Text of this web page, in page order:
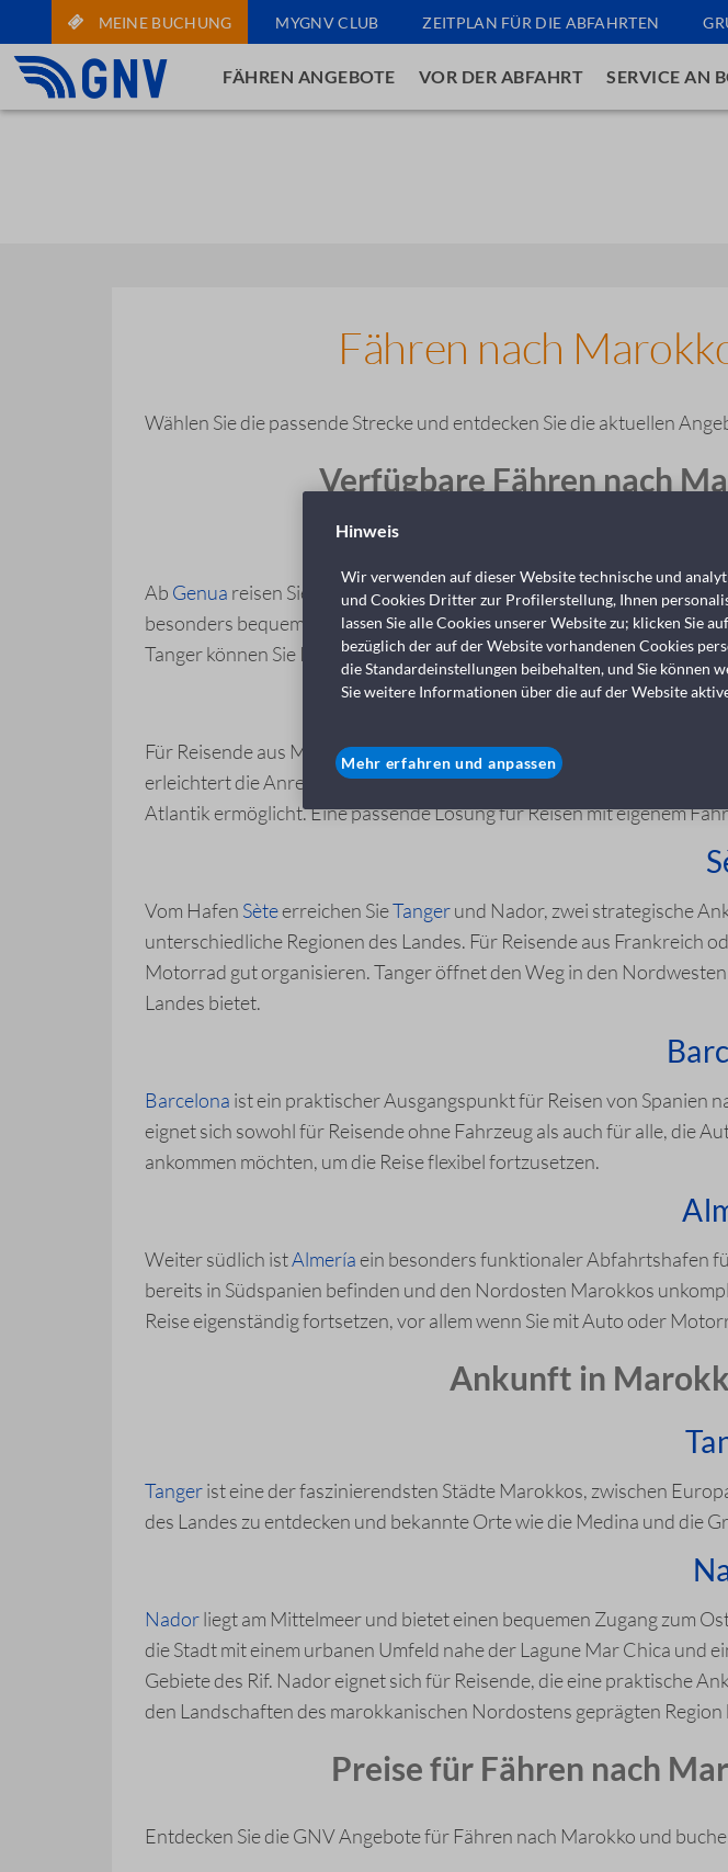
MEINE BUCHUNG MYGNV CLUB ZEITPLAN FÜR DIE ABFAHRTEN
FÄHREN ANGEBOTE VOR DER ABFAHRT SERVICE AN
Fähren nach
Wählen Sie die passende Strecke und entdecken Sie die aktuellen
Verfügbare Fähren nach
Ab Genua reisen Sie nach Tanger, einem der wichtigsten
besonders bequem für Reisende aus Norditalien, die die Überfahrt
Tanger können Sie Ihre Reise flexibel zu weiteren Zielen im Norden
Für Reisende aus Mittelitalien bietetCivitavecchiaeinen praktischen
erleichtert die Anreise, während die Ankunft in der marokkanischen
Atlantik ermöglicht. Eine passende Lösung für Reisen mit eigenem
Vom Hafen Sèteerreichen SieTangerund Nador, zwei strategische
unterschiedliche Regionen des Landes. Für Reisende aus Frankreich
Motorrad gut organisieren. Tanger öffnet den Weg in den
Landes bietet.
Barcelona ist ein praktischer Ausgangspunkt für Reisen von Spanien
eignet sich sowohl für Reisende ohne Fahrzeug als auch für alle, die
ankommen möchten, um die Reise flexibel fortzusetzen.
Weiter südlich istAlmeríaein besonders funktionaler Abfahrtshafen
bereits in Südspanien befinden und den Nordosten Marokkos
Reise eigenständig fortsetzen, vor allem wenn Sie mit Auto oder
Ankunft in
Tangerist eine der faszinierendsten Städte Marokkos, zwischen
des Landes zu entdecken und bekannte Orte wie die Medina und die
Nadorliegt am Mittelmeer und bietet einen bequemen Zugang zum
die Stadt mit einem urbanen Umfeld nahe der Lagune Mar Chica und
Gebiete des Rif. Nador eignet sich für Reisende, die eine praktische
den Landschaften des marokkanischen Nordostens geprägten
Preise für Fähren nach
Entdecken Sie die GNV Angebote für Fähren nach Marokko und
Hinweis
Wir verwenden auf dieser Website technische und
und Cookies Dritter zur Profilerstellung, Ihnen
lassen Sie alle Cookies unserer Website zu; klicken Sie
bezüglich der auf der Website vorhandenen Cookies
die Standardeinstellungen beibehalten, und Sie können
Sie weitere Informationen über die auf der Website
Mehr erfahren und anpassen